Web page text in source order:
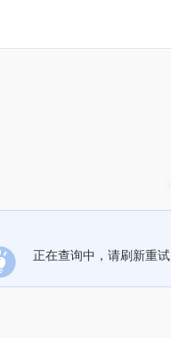
正在查询中，请刷新重试